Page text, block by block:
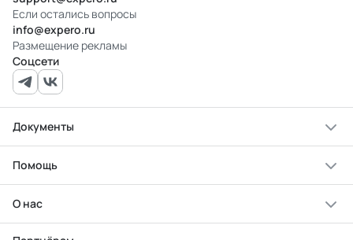
Если остались вопросы
info@expero.ru
Размещение рекламы
Соцсети
Документы
Помощь
О нас